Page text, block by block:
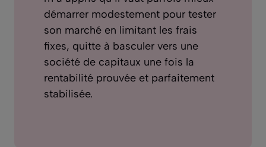
démarrer modestement pour tester
son marché en limitant les frais
fixes, quitte à basculer vers une
société de capitaux une fois la
rentabilité prouvée et parfaitement
stabilisée.